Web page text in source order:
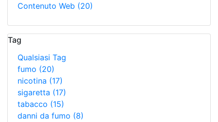
Contenuto Web (20)
Tag
Qualsiasi Tag
fumo (20)
nicotina (17)
sigaretta (17)
tabacco (15)
danni da fumo (8)